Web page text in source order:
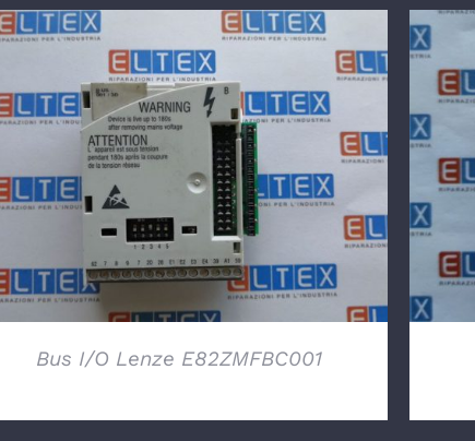
DETTAGLI
Bus I/O Lenze E82ZMFBC001